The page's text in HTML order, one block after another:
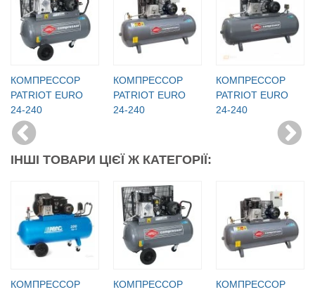
КОМПРЕССОР
PATRIOT EURO
24-240
КОМПРЕССОР
PATRIOT EURO
24-240
КОМПРЕССОР
PATRIOT EURO
24-240
ІНШІ ТОВАРИ ЦІЄЇ Ж КАТЕГОРІЇ:
КОМПРЕССОР
КОМПРЕССОР
КОМПРЕССОР